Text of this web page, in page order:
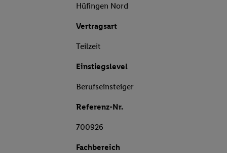
Hüfingen Nord
Vertragsart
Teilzeit
Einstiegslevel
Berufseinsteiger
Referenz-Nr.
700926
Fachbereich